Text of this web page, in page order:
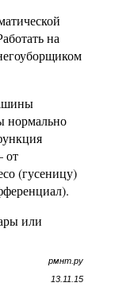
на
нормально
от
(гусеницу)
или
рмнт.ру
13.11.15